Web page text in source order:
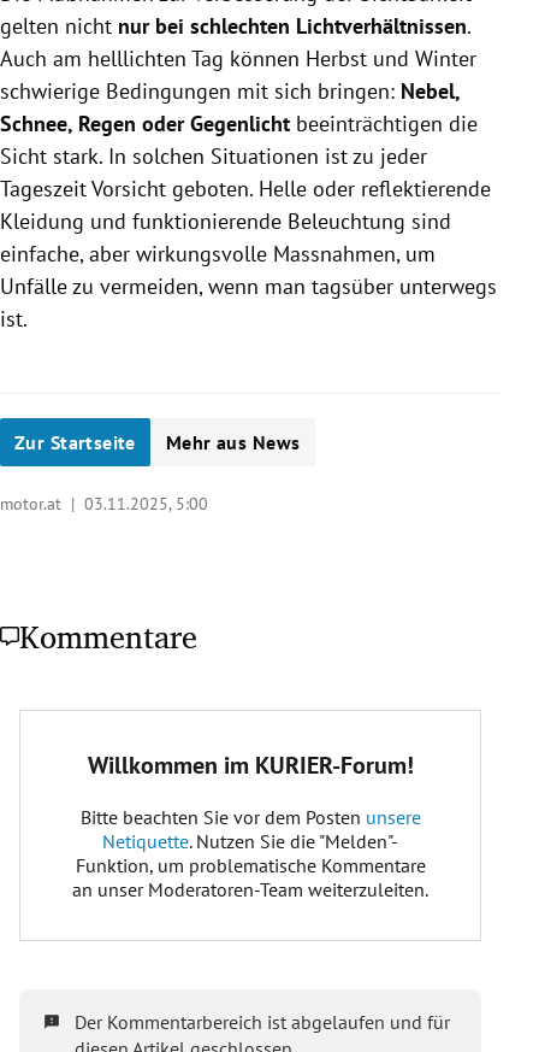
gelten nicht nur bei schlechten Lichtverhältnissen.
Auch am helllichten Tag können Herbst und Winter
schwierige Bedingungen mit sich bringen: Nebel,
Schnee, Regen oder Gegenlicht beeinträchtigen die
Sicht stark. In solchen Situationen ist zu jeder
Tageszeit Vorsicht geboten. Helle oder reflektierende
Kleidung und funktionierende Beleuchtung sind
einfache, aber wirkungsvolle Massnahmen, um
Unfälle zu vermeiden, wenn man tagsüber unterwegs
ist.
Zur Startseite Mehr aus News
motor.at | 03.11.2025, 5:00
Kommentare